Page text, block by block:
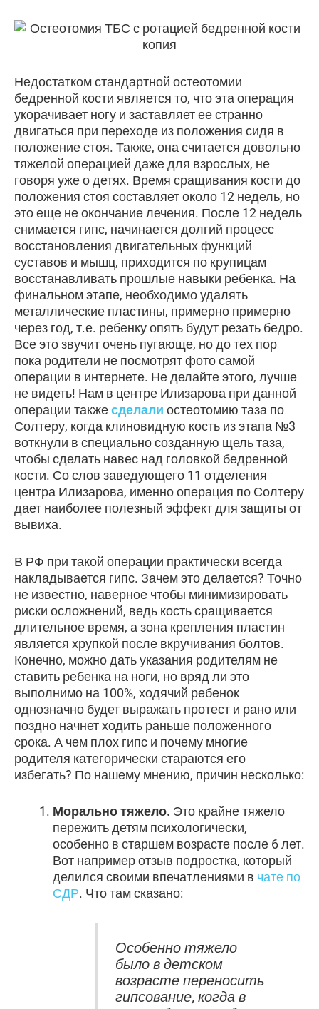
Недостатком стандартной остеотомии
бедренной кости является то, что эта операция
укорачивает ногу и заставляет ее странно
двигаться при переходе из положения сидя в
положение стоя. Также, она считается довольно
тяжелой операцией даже для взрослых, не
говоря уже о детях. Время сращивания кости до
положения стоя составляет около 12 недель, но
это еще не окончание лечения. После 12 недель
снимается гипс, начинается долгий процесс
восстановления двигательных функций
суставов и мышц, приходится по крупицам
восстанавливать прошлые навыки ребенка. На
финальном этапе, необходимо удалять
металлические пластины, примерно примерно
через год, т.е. ребенку опять будут резать бедро.
Все это звучит очень пугающе, но до тех пор
пока родители не посмотрят фото самой
операции в интернете. Не делайте этого, лучше
не видеть! Нам в центре Илизарова при данной
операции такжесделали остеотомию таза по
Солтеру, когда клиновидную кость из этапа №3
воткнули в специально созданную щель таза,
чтобы сделать навес над головкой бедренной
кости. Со слов заведующего 11 отделения
центра Илизарова, именно операция по Солтеру
дает наиболее полезный эффект для защиты от
вывиха.
В РФ при такой операции практически всегда
накладывается гипс. Зачем это делается? Точно
не известно, наверное чтобы минимизировать
риски осложнений, ведь кость сращивается
длительное время, а зона крепления пластин
является хрупкой после вкручивания болтов.
Конечно, можно дать указания родителям не
ставить ребенка на ноги, но вряд ли это
выполнимо на 100%, ходячий ребенок
однозначно будет выражать протест и рано или
поздно начнет ходить раньше положенного
срока. А чем плох гипс и почему многие
родителя категорически стараются его
избегать? По нашему мнению, причин несколько:
Морально тяжело. Это крайне тяжело
пережить детям психологически,
особенно в старшем возрасте после 6 лет.
Вот например отзыв подростка, который
делился своими впечатлениями в чате по
СДР. Что там сказано:
Особенно тяжело
было в детском
возрасте переносить
гипсование, когда в